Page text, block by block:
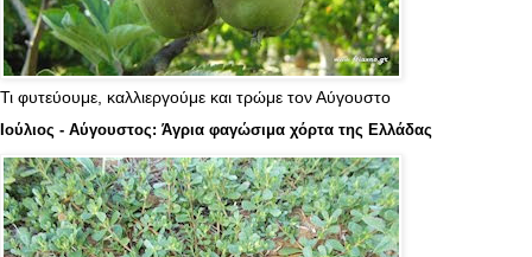
Τι φυτεύουμε, καλλιεργούμε και τρώμε τον Αύγουστο
Ιούλιος - Αύγουστος: Άγρια φαγώσιμα χόρτα της Ελλάδας